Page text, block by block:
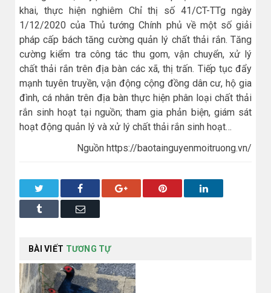
khai, thực hiện nghiêm Chỉ thị số 41/CT-TTg ngày
1/12/2020 của Thủ tướng Chính phủ về một số giải
pháp cấp bách tăng cường quản lý chất thải rắn. Tăng
cường kiểm tra công tác thu gom, vận chuyển, xử lý
chất thải rắn trên địa bàn các xã, thị trấn. Tiếp tục đẩy
mạnh tuyên truyền, vận động cộng đồng dân cư, hộ gia
đình, cá nhân trên địa bàn thực hiện phân loại chất thải
rắn sinh hoạt tại nguồn; tham gia phản biện, giám sát
hoạt động quản lý và xử lý chất thải rắn sinh hoạt…
Nguồn https://baotainguyenmoitruong.vn/
Facebook Google+ Pinterest LinkedIn
Tumblr Email
BÀI VIẾT TƯƠNG TỰ